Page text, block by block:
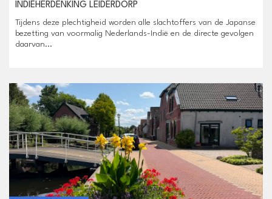
INDIËHERDENKING LEIDERDORP
Tijdens deze plechtigheid worden alle slachtoffers van de Japanse
bezetting van voormalig Nederlands-Indië en de directe gevolgen
daarvan...